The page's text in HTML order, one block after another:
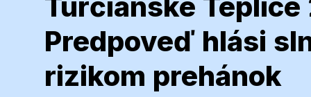
Predpoveď hlási
rizikom prehánok
Turčianske